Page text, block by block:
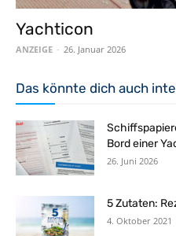
Yachticon
ANZEIGE - 26. Januar 2026
Das könnte dich auch
Bord einer
26. Juni 2026
5 Zutaten:
4. Oktober 2021